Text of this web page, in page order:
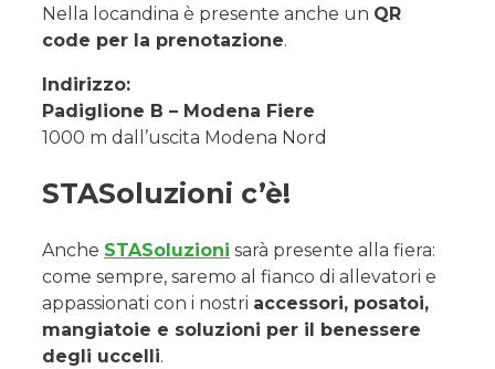
Nella locandina è presente anche un QR
code per la prenotazione.
Indirizzo:
Padiglione B – Modena Fiere
1000 m dall’uscita Modena Nord
STASoluzioni c’è!
Anche STASoluzioni sarà presente alla fiera:
come sempre, saremo al fianco di allevatori e
appassionati con i nostri accessori, posatoi,
mangiatoie e soluzioni per il benessere
degli uccelli.